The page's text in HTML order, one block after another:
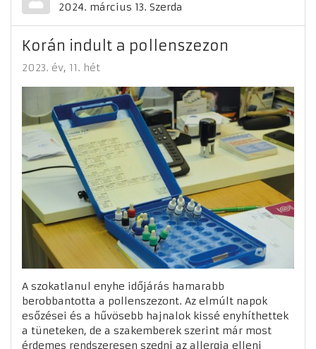
2024. március 13. Szerda
Korán indult a pollenszezon
2023. év 11. hét
A szokatlanul enyhe időjárás hamarabb
berobbantotta a pollenszezont. Az elmúlt napok
esőzései és a hűvösebb hajnalok kissé enyhíthettek
a tüneteken, de a szakemberek szerint már most
érdemes rendszeresen szedni az allergia elleni